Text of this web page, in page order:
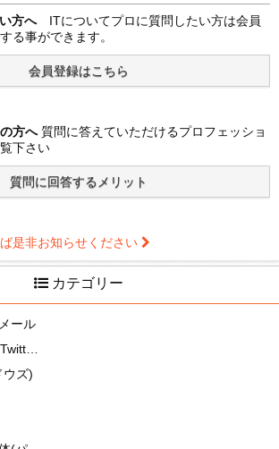
方へITについてプロに質問したい方は会員
る事ができます。
方へ質問に答えていただけるプロフェッショ
下さい
是非お知らせください
カテゴリー
ール
ウズ)